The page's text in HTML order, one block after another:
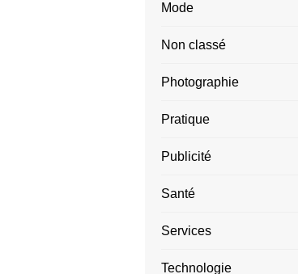
Mode
Non classé
Photographie
Pratique
Publicité
Santé
Services
Technologie